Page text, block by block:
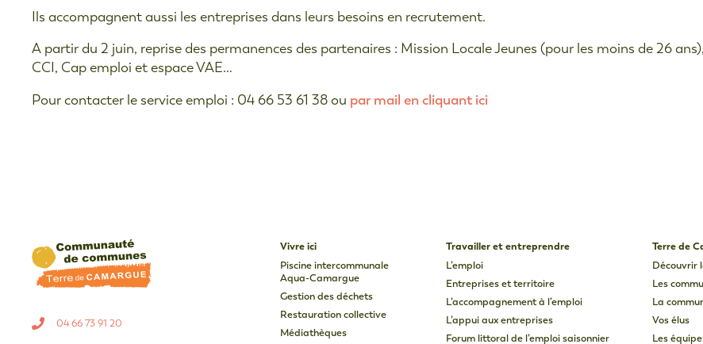
Ils accompagnent aussi les entreprises dans leurs besoins en recrutement.
A partir du 2 juin, reprise des permanences des partenaires : Mission Locale Jeunes (pour les moins de 26 ans),
CCI, Cap emploi et espace VAE…
Pour contacter le service emploi : 04 66 53 61 38 ou par mail en cliquant ici
04 66 73 91 20
Vivre ici
Piscine intercommunale
Aqua-Camargue
Gestion des déchets
Restauration collective
Médiathèques
Travailler et entreprendre
L’emploi
Entreprises et territoire
L’accompagnement à l’emploi
L’appui aux entreprises
Forum littoral de l’emploi saisonnier
Terre de
Découvrir
Les
La
Vos élus
Les